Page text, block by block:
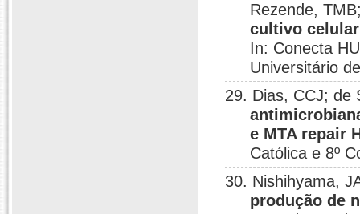
Rezende,
cultivo
In: Conecta
Universitário
29. Dias, CCJ; de
e MTA repair
Católica e 8º
30. Nishihyama,
produção de